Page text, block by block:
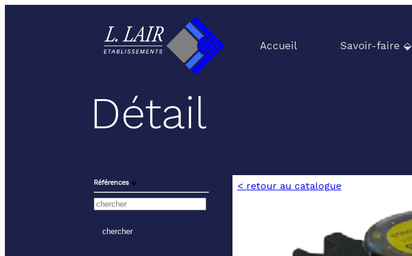
Accueil Savoir-faire ⬙
Détail
Références ⬙ < retour au catalogue